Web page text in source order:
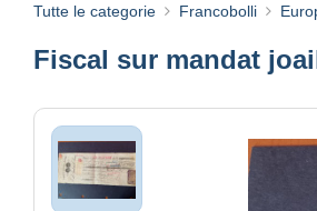
Tutte le categorie Francobolli
Fiscal sur mandat